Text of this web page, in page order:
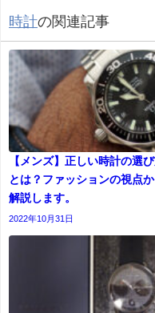
時計の関連記事
【メンズ】正しい時計の選
とは？ファッションの視点
解説します。
2022年10月31日